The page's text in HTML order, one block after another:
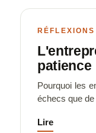
patience
Pourquoi les
échecs que
Lire